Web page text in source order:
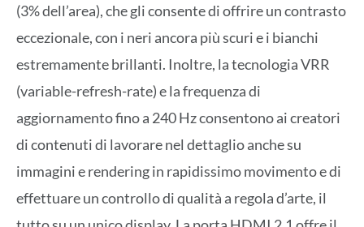
(3% dell’area), che gli consente di offrire un contrasto
eccezionale, con i neri ancora più scuri e i bianchi
estremamente brillanti. Inoltre, la tecnologia VRR
(variable-refresh-rate) e la frequenza di
aggiornamento fino a 240 Hz consentono ai creatori
di contenuti di lavorare nel dettaglio anche su
immagini e rendering in rapidissimo movimento e di
effettuare un controllo di qualità a regola d’arte, il